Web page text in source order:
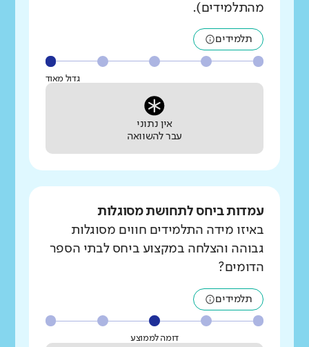
מהתלמידים).
תלמידים
גדול מאוד
אין נתוני
עבר להשוואה
עמדות ביחס לתחושת מסוגלות
באיזו מידה התלמידים חווים מסוגלות
גבוהה והצלחה במקצוע ביחס לבתי הספר
הדומים?
תלמידים
דומה לממוצע